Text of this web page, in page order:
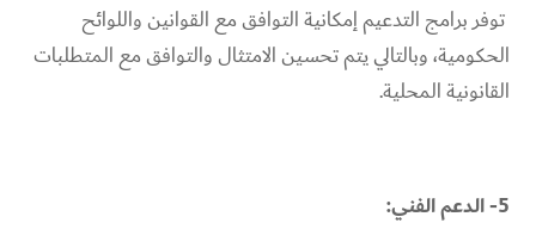
توفر برامج التدعيم إمكانية التوافق مع القوانين واللوائح
الحكومية، وبالتالي يتم تحسين الامتثال والتوافق مع المتطلبات
القانونية المحلية.
5- الدعم الفني: